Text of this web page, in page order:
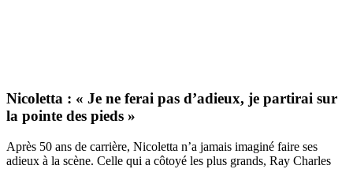
Nicoletta : « Je ne ferai pas d’adieux, je partirai sur
la pointe des pieds »
Après 50 ans de carrière, Nicoletta n’a jamais imaginé faire ses
adieux à la scène. Celle qui a côtoyé les plus grands, Ray Charles